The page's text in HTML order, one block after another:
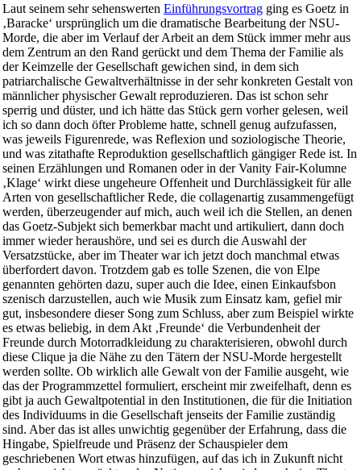
Laut seinem sehr sehenswerten Einführungsvortrag ging es Goetz in
‚Baracke‘ ursprünglich um die dramatische Bearbeitung der NSU-
Morde, die aber im Verlauf der Arbeit an dem Stück immer mehr aus
dem Zentrum an den Rand gerückt und dem Thema der Familie als
der Keimzelle der Gesellschaft gewichen sind, in dem sich
patriarchalische Gewaltverhältnisse in der sehr konkreten Gestalt von
männlicher physischer Gewalt reproduzieren. Das ist schon sehr
sperrig und düster, und ich hätte das Stück gern vorher gelesen, weil
ich so dann doch öfter Probleme hatte, schnell genug aufzufassen,
was jeweils Figurenrede, was Reflexion und soziologische Theorie,
und was zitathafte Reproduktion gesellschaftlich gängiger Rede ist. In
seinen Erzählungen und Romanen oder in der Vanity Fair-Kolumne
‚Klage‘ wirkt diese ungeheure Offenheit und Durchlässigkeit für alle
Arten von gesellschaftlicher Rede, die collagenartig zusammengefügt
werden, überzeugender auf mich, auch weil ich die Stellen, an denen
das Goetz-Subjekt sich bemerkbar macht und artikuliert, dann doch
immer wieder heraushöre, und sei es durch die Auswahl der
Versatzstücke, aber im Theater war ich jetzt doch manchmal etwas
überfordert davon. Trotzdem gab es tolle Szenen, die von Elpe
genannten gehörten dazu, super auch die Idee, einen Einkaufsbon
szenisch darzustellen, auch wie Musik zum Einsatz kam, gefiel mir
gut, insbesondere dieser Song zum Schluss, aber zum Beispiel wirkte
es etwas beliebig, in dem Akt ‚Freunde‘ die Verbundenheit der
Freunde durch Motorradkleidung zu charakterisieren, obwohl durch
diese Clique ja die Nähe zu den Tätern der NSU-Morde hergestellt
werden sollte. Ob wirklich alle Gewalt von der Familie ausgeht, wie
das der Programmzettel formuliert, erscheint mir zweifelhaft, denn es
gibt ja auch Gewaltpotential in den Institutionen, die für die Initiation
des Individuums in die Gesellschaft jenseits der Familie zuständig
sind. Aber das ist alles unwichtig gegenüber der Erfahrung, dass die
Hingabe, Spielfreude und Präsenz der Schauspieler dem
geschriebenen Wort etwas hinzufügen, auf das ich in Zukunft nicht